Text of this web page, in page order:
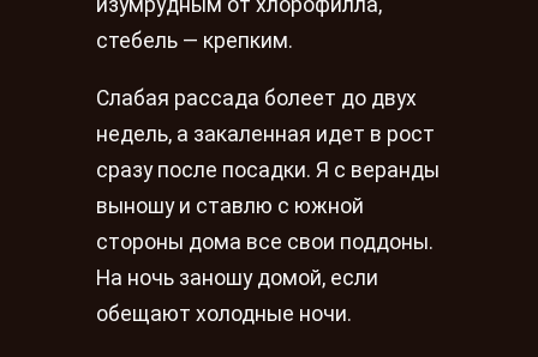
изумрудным от хлорофилла,
стебель — крепким.
Слабая рассада болеет до двух
недель, а закаленная идет в рост
сразу после посадки. Я с веранды
выношу и ставлю с южной
стороны дома все свои поддоны.
На ночь заношу домой, если
обещают холодные ночи.